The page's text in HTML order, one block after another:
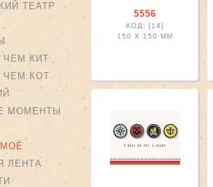
ТЕАТР
КИТ
ЧЕМ КОТ
МОМЕНТЫ
ЛЕНТА
5556
КОД: [14]
150 X
150 ММ